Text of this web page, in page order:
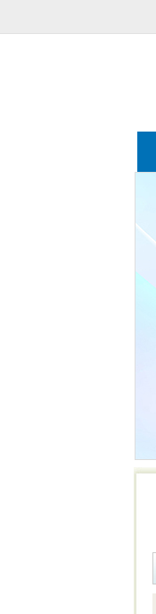
多，为方便您能及时看诊请提